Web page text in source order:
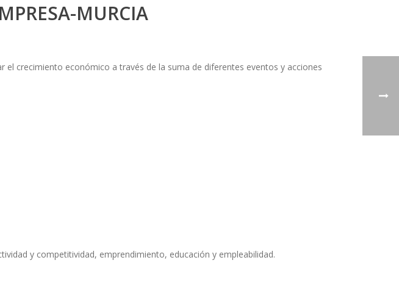
MURCIA
crecimiento económico a través de la suma de diferentes eventos y acciones
y competitividad, emprendimiento, educación y empleabilidad.